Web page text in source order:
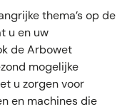
thema’s op de
u en uw
de Arbowet
mogelijke
u zorgen voor
en machines die